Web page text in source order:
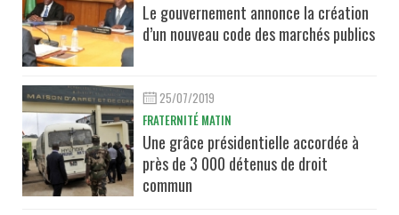
Le gouvernement annonce la création
d’un nouveau code des marchés publics
25/07/2019
FRATERNITÉ MATIN
Une grâce présidentielle accordée à
près de 3 000 détenus de droit
commun